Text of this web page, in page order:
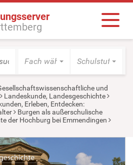
Fach wählen Schulstufe
und
Landeskunde, Landesgeschichte
Erleben, Entdecken:
Burgen als außerschulische
der Hochburg bei Emmendingen